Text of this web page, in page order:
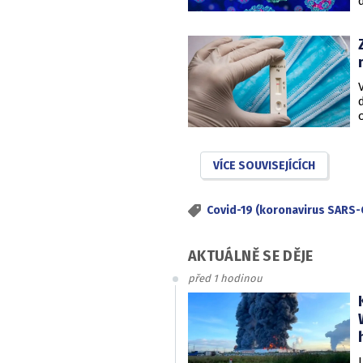
VÍCE SOUVISEJÍCÍCH
Covid-19 (koronavirus SARS-
AKTUÁLNĚ SE DĚJE
před 1 hodinou